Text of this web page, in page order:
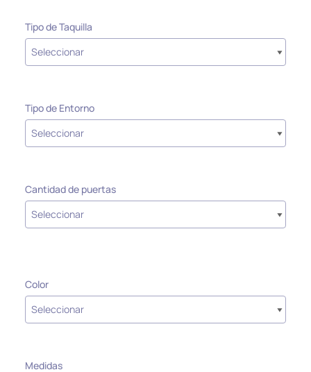
Tipo de Taquilla
Tipo de Entorno
Cantidad de puertas
Color
Medidas